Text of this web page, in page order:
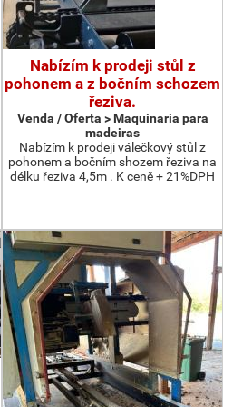
Nabízím k prodeji stůl z
pohonem a z bočním schozem
řeziva.
Venda / Oferta > Maquinaria para
madeiras
Nabízím k prodeji válečkový stůl z
pohonem a bočním shozem řeziva na
délku řeziva 4,5m . K ceně + 21%DPH